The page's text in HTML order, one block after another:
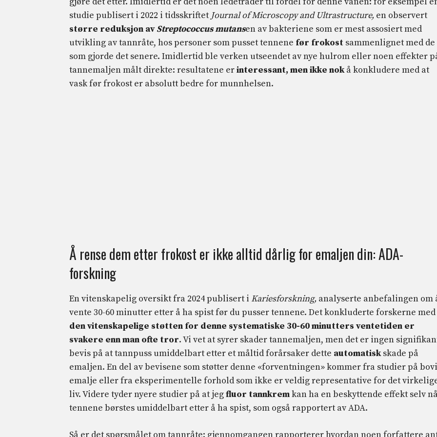
studie publisert i 2022 i tidsskriftet Journal of Microscopy and Ultrastructure, en observert
større reduksjon avStreptococcus mutansen av bakteriene som er mest assosiert med
utvikling av tannråte, hos personer som pusset tennene før frokost sammenlignet med de
som gjorde det senere. Imidlertid ble verken utseendet av nye hulrom eller noen effekter
tannemaljen målt direkte: resultatene erinteressant, men ikke nokå konkludere med at
vask før frokost er absolutt bedre for munnhelsen.
Å rense dem etter frokost er ikke alltid dårlig for emaljen din: ADA-
forskning
En vitenskapelig oversikt fra 2024 publisert i Kariesforskning, analyserte anbefalingen om
vente 30-60 minutter etter å ha spist før du pusser tennene. Det konkluderte forskerne med
den vitenskapelige støtten for denne systematiske 30-60 minutters ventetiden er
svakere enn man ofte tror. Vi vet at syrer skader tannemaljen, men det er ingen
bevis på at tannpuss umiddelbart etter et måltid forårsaker dette automatiskskade på
emaljen. En del av bevisene som støtter denne «forventningen» kommer fra studier på
emalje eller fra eksperimentelle forhold som ikke er veldig representative for det
liv. Videre tyder nyere studier på at jegfluor tannkremkan ha en beskyttende effekt selv
tennene børstes umiddelbart etter å ha spist, som også rapportert av ADA.